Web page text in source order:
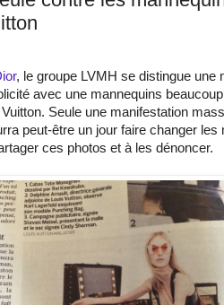
, le groupe LVMH se distingue une
avec une mannequins
Seule une manifestation
peut-être un jour faire changer les
ces photos et à les dénoncer.